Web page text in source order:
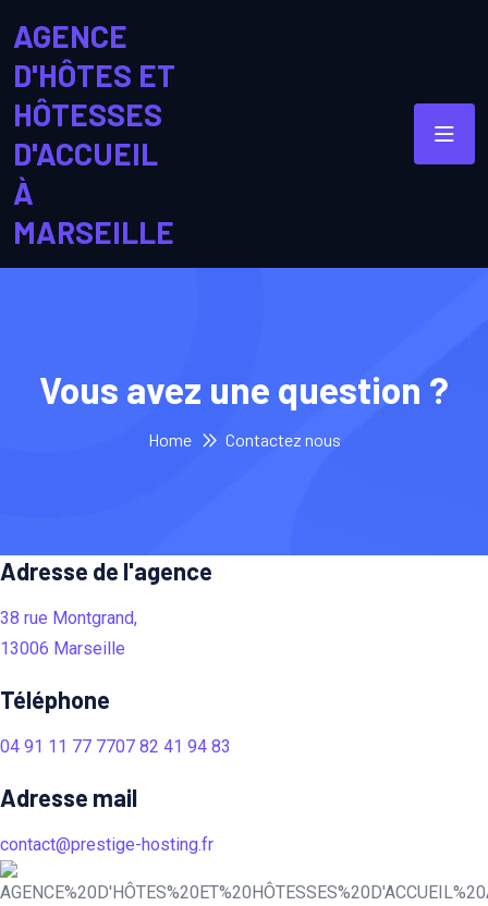
AGENCE
D'HÔTES ET
HÔTESSES
D'ACCUEIL
À
MARSEILLE
Vous avez une question ?
Home Contactez nous
Adresse de l'agence
38 rue Montgrand,
13006 Marseille
Téléphone
04 91 11 77 7707 82 41 94 83
Adresse mail
contact@prestige-hosting.fr